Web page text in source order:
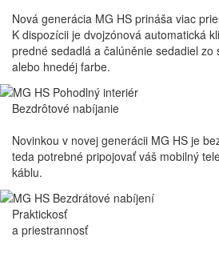
Nové MG HS disponuje priestranným
507 litrov, v prípade sklopených sedadiel
Nová generácia MG HS prináša viac
K dispozícii je dvojzónová automatická
predné sedadlá a čalúněnie sedadiel zo
alebo hnedéj farbe.
Bezdrôtové nabíjanie
Novinkou v novej generácii MG HS je
teda potrebné pripojovať váš mobilný
káblu.
Praktickosť
a priestrannosť